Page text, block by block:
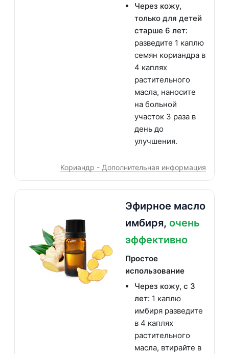
Через кожу,
только для детей
старше 6 лет:
разведите 1 каплю
семян кориандра в
4 каплях
растительного
масла, наносите
на больной
участок 3 раза в
день до
улучшения.
Кориандр - Дополнительная информация
Эфирное масло
имбиря, очень
эффективно
Простое
использование
Через кожу, с 3
лет: 1 каплю
имбиря разведите
в 4 каплях
растительного
масла, втирайте в